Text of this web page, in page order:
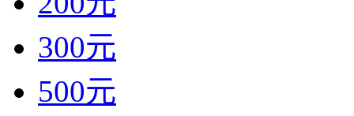
300元
500元